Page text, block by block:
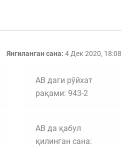
Янгиланган сана: 4 Дек 2020, 18:08
АВ даги рўйхат
рақами: 943-2
АВ да қабул
қилинган сана: